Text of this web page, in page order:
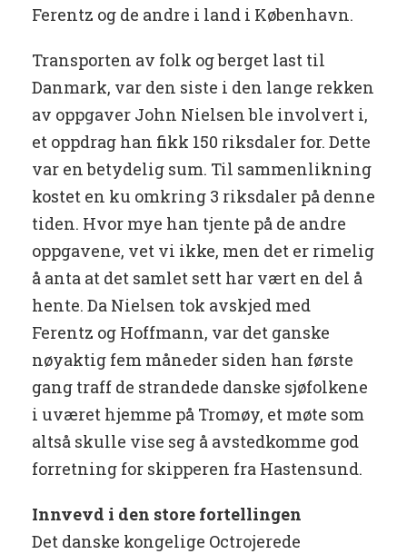
Ferentz og de andre i land i København.
Transporten av folk og berget last til
Danmark, var den siste i den lange rekken
av oppgaver John Nielsen ble involvert i,
et oppdrag han fikk 150 riksdaler for. Dette
var en betydelig sum. Til sammenlikning
kostet en ku omkring 3 riksdaler på denne
tiden. Hvor mye han tjente på de andre
oppgavene, vet vi ikke, men det er rimelig
å anta at det samlet sett har vært en del å
hente. Da Nielsen tok avskjed med
Ferentz og Hoffmann, var det ganske
nøyaktig fem måneder siden han første
gang traff de strandede danske sjøfolkene
i uværet hjemme på Tromøy, et møte som
altså skulle vise seg å avstedkomme god
forretning for skipperen fra Hastensund.
Innvevd i den store fortellingen
Det danske kongelige Octrojerede